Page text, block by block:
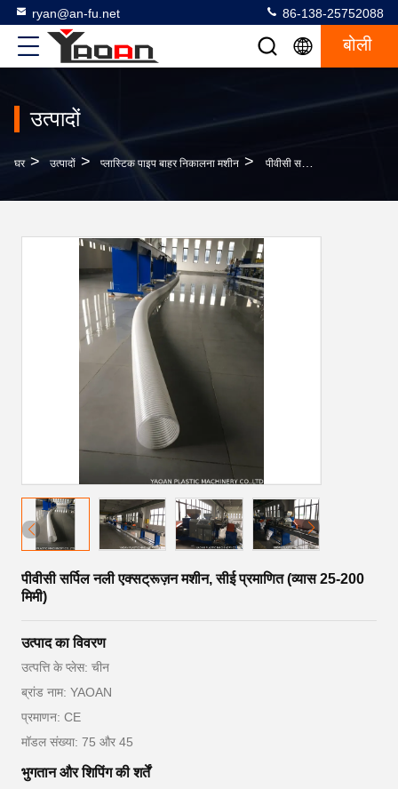
ryan@an-fu.net 86-138-25752088
बोली
उत्पादों
घर > उत्पादों > प्लास्टिक पाइप बाहर निकालना मशीन > पीवीसी सर्पिल नली एक्सट्रूज़न मशीन, सीई प्रमाणित (व्यास 25-200 मिमी)
पीवीसी सर्पिल नली एक्सट्रूज़न मशीन, सीई प्रमाणित (व्यास 25-200
मिमी)
उत्पाद का विवरण
उत्पत्ति के प्लेस: चीन
ब्रांड नाम: YAOAN
प्रमाणन: CE
मॉडल संख्या: 75 और 45
भुगतान और शिपिंग की शर्तें